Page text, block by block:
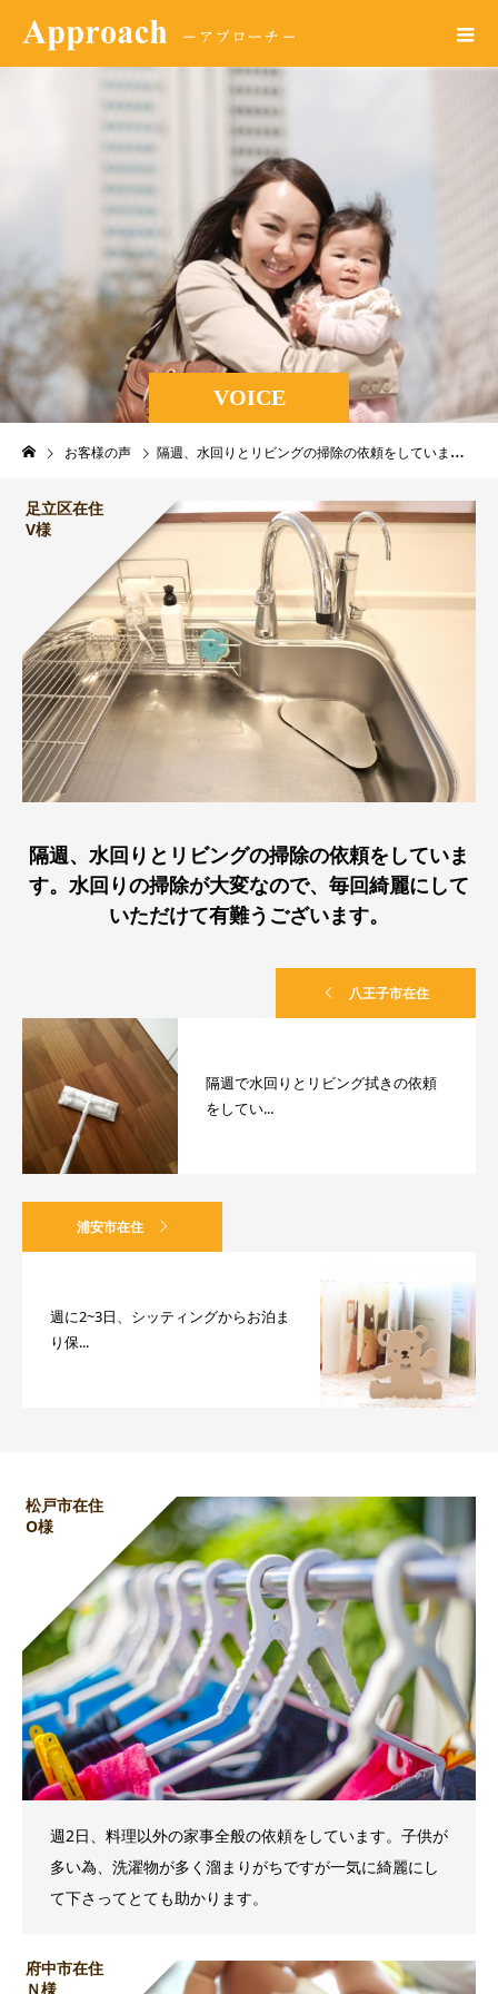
VOICE
お客様の声 隔週、水回りとリビングの掃除の依頼をしています。水回りの掃除が大変なので、毎回綺麗にしていただけて有難うございます。
足立区在住
V様
隔週、水回りとリビングの掃除の依頼をしていま
す。水回りの掃除が大変なので、毎回綺麗にして
いただけて有難うございます。
八王子市在住
隔週で水回りとリビング拭きの依頼
をしてい...
浦安市在住
週に2~3日、シッティングからお泊ま
り保...
松戸市在住
O様
週2日、料理以外の家事全般の依頼をしています。子供が
多い為、洗濯物が多く溜まりがちですが一気に綺麗にし
て下さってとても助かります。
府中市在住
Ｎ様